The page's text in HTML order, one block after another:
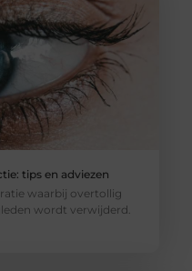
tips en adviezen
waarbij overtollig
wordt verwijderd.